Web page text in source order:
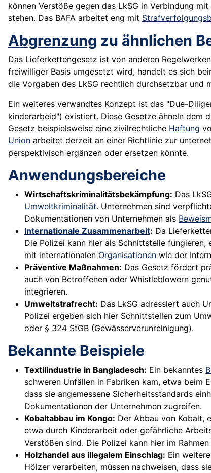
können Verstöße gegen das LkSG in Verbindung
stehen. Das BAFA arbeitet eng mit
Abgrenzung zu ähnlichen
Das Lieferkettengesetz ist von anderen
freiwilliger Basis umgesetzt wird, handelt es sich
die Vorgaben des LkSG rechtlich durchsetzbar und
Ein weiteres verwandtes Konzept ist das "Due-
kinderarbeid") existiert. Diese Gesetze ähneln dem
Gesetz beispielsweise eine zivilrechtliche Haftung
Union arbeitet derzeit an einer Richtlinie zur
perspektivisch ergänzen oder ersetzen könnte.
Anwendungsbereiche
Wirtschaftskriminalitätsbekämpfung: Das
Umweltkriminalität. Unternehmen sind
Dokumentationen von Unternehmen als
Internationale Zusammenarbeit: Da
Die Polizei kann hier als Schnittstelle
mit internationalen Organisationen wie der
Präventive Maßnahmen: Das Gesetz fördert
auch von Betroffenen oder Whistleblowern
integrieren.
Umweltstrafrecht: Das LkSG adressiert auch
Polizei ergeben sich hier Schnittstellen zum
oder § 324 StGB (Gewässerverunreinigung).
Bekannte Beispiele
Textilindustrie in Bangladesch: Ein bekanntes
schweren Unfällen in Fabriken kam, etwa beim
dass sie angemessene Sicherheitsstandards
Dokumentationen der Unternehmen zugreifen.
Kobaltabbau im Kongo: Der Abbau von Kobalt,
etwa durch Kinderarbeit oder gefährliche
Verstößen sind. Die Polizei kann hier im
Holzhandel aus illegalem Einschlag: Ein
Hölzer verarbeiten, müssen nachweisen, dass